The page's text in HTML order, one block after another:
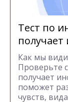
Тест по
Как мы
Проверьте
получает
поможет
чувств,